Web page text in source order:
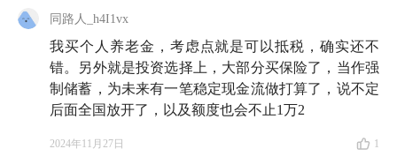
同路人_h4I1vx
我买个人养老金，考虑点就是可以抵税，确实还不
错。另外就是投资选择上，大部分买保险了，当作强
制储蓄，为未来有一笔稳定现金流做打算了，说不定
后面全国放开了，以及额度也会不止1万2
2024年11月27日 1